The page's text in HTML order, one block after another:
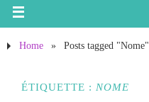
Home » Posts tagged "Nome"
ÉTIQUETTE : NOME